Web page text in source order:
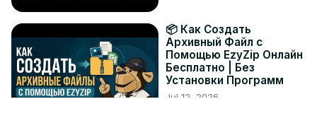
📦 Как Создать
Архивный Файл с
Помощью EzyZip Онлайн
Бесплатно | Без
Установки Программ
Jul 12, 2026